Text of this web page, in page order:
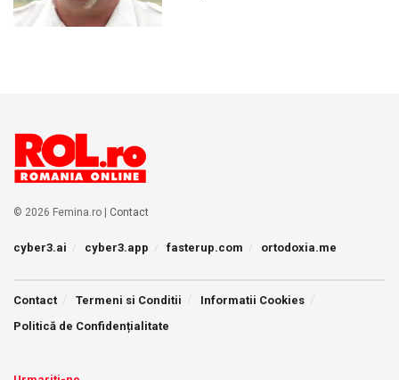
© 2026 Femina.ro | Contact
cyber3.ai cyber3.app fasterup.com ortodoxia.me
Contact Termeni si Conditii
Informatii Cookies
Politică de Confidențialitate